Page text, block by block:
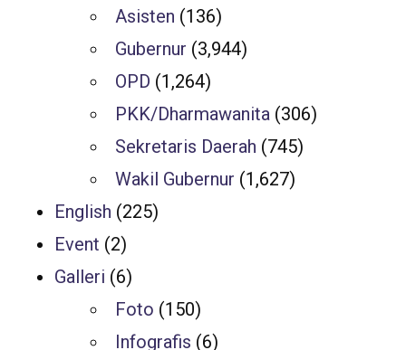
Asisten (136)
Gubernur (3,944)
OPD (1,264)
PKK/Dharmawanita (306)
Sekretaris Daerah (745)
Wakil Gubernur (1,627)
English (225)
Event (2)
Galleri (6)
Foto (150)
Infografis (6)